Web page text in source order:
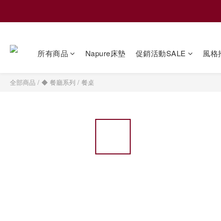
所有商品 Napure床墊 促銷活動SALE 風格
全部商品 / ◆ 餐廳系列 / 餐桌